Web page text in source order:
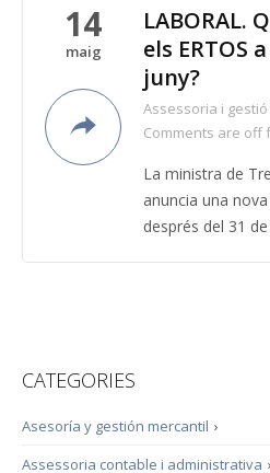
14
maig
LABORAL.
els ERTOS
juny?
Assessoria i
Comments are off
La ministra de
anuncia una
després del 31
CATEGORIES
›
Asesoría y gestión mercantil
›
Assessoria contable i administrativa